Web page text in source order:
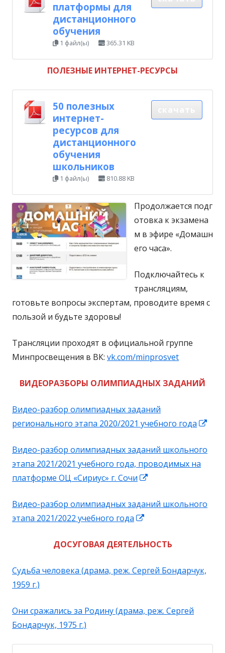
платформы для
дистанционного
обучения
1 файл(ы) 365.31 KB
ПОЛЕЗНЫЕ ИНТЕРНЕТ-РЕСУРСЫ
50 полезных
интернет-
ресурсов для
дистанционного
обучения
школьников
1 файл(ы) 810.88 KB
Продолжается подг
отовка к экзамена
м в эфире «Домашн
его часа».
Подключайтесь к
трансляциям,
готовьте вопросы экспертам, проводите время с
пользой и будьте здоровы!
Трансляции проходят в официальной группе
Минпросвещения в ВК: vk.com/minprosvet
ВИДЕОРАЗБОРЫ ОЛИМПИАДНЫХ ЗАДАНИЙ
Видео-разбор олимпиадных заданий
регионального этапа 2020/2021 учебного года
Видео-разбор олимпиадных заданий школьного
этапа 2021/2021 учебного года, проводимых на
платформе ОЦ «Сириус» г. Сочи
новом
Видео-разбор олимпиадных заданий школьного
этапа 2021/2022 учебного года
новом
ДОСУГОВАЯ ДЕЯТЕЛЬНОСТЬ
Судьба человека (драма, реж. Сергей Бондарчук,
1959 г.)
Они сражались за Родину (драма, реж. Сергей
Бондарчук, 1975 г.)